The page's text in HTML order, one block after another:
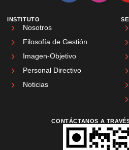
INSTITUTO
Nosotros
Filosofía de Gestión
Imagen-Objetivo
Personal Directivo
Noticias
CONTÁCTANOS A